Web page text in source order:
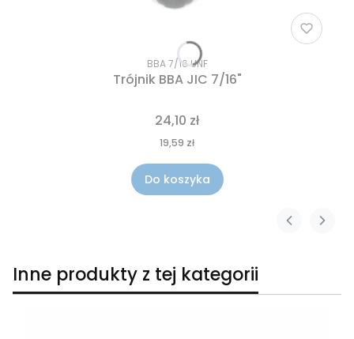
BBA 7/16 UNF
Trójnik BBA JIC 7/16"
24,10 zł
19,59 zł
Do koszyka
Inne produkty z tej kategorii